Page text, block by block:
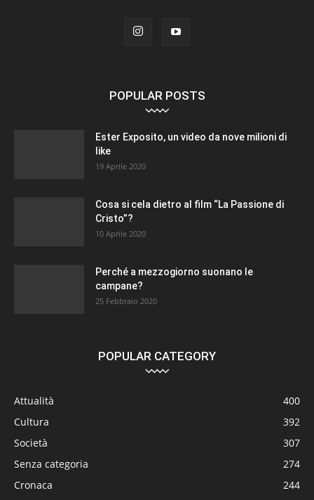
POPULAR POSTS
Ester Exposito, un video da nove milioni di
like
19 Aprile 2020
Cosa si cela dietro al film “La Passione di
Cristo”?
10 Aprile 2020
Perché a mezzogiorno suonano le
campane?
25 Febbraio 2020
POPULAR CATEGORY
Attualità
400
Cultura
392
Società
307
Senza categoria
274
Cronaca
244